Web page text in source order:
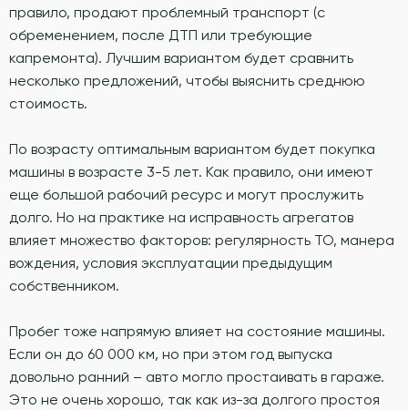
правило, продают проблемный транспорт (с
обременением, после ДТП или требующие
капремонта). Лучшим вариантом будет сравнить
несколько предложений, чтобы выяснить среднюю
стоимость.
По возрасту оптимальным вариантом будет покупка
машины в возрасте 3-5 лет. Как правило, они имеют
еще большой рабочий ресурс и могут прослужить
долго. Но на практике на исправность агрегатов
влияет множество факторов: регулярность ТО, манера
вождения, условия эксплуатации предыдущим
собственником.
Пробег тоже напрямую влияет на состояние машины.
Если он до 60 000 км, но при этом год выпуска
довольно ранний – авто могло простаивать в гараже.
Это не очень хорошо, так как из-за долгого простоя